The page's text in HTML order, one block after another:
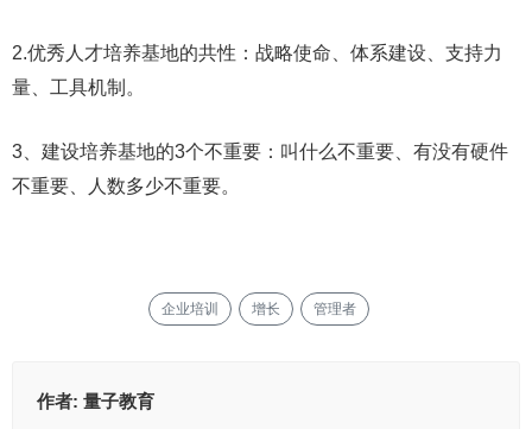
2.优秀人才培养基地的共性：战略使命、体系建设、支持力
量、工具机制。
3、建设培养基地的3个不重要：叫什么不重要、有没有硬件
不重要、人数多少不重要。
企业培训 增长 管理者
作者: 量子教育